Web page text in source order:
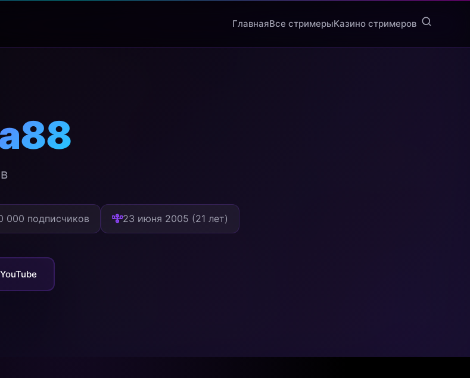
ГлавнаяВсе стримерыКазино стримеров
000 подписчиков 23 июня 2005 (21 лет)
YouTube